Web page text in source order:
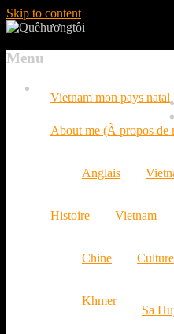
Skip to content
Menu
Vietnam mon pays natal
About me (À propos de
Anglais
Histoire Vietnam
Chine Culture
Khmer
Sa